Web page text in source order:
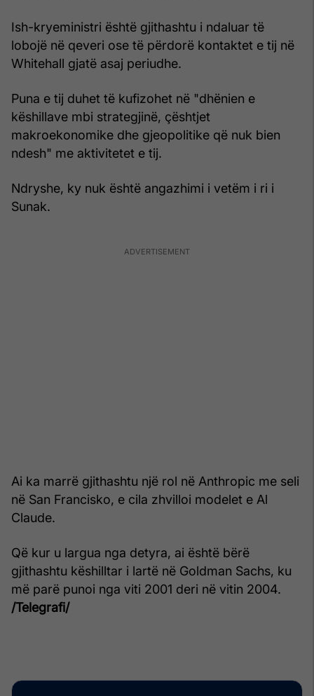
Ish-kryeministri është gjithashtu i ndaluar të
lobojë në qeveri ose të përdorë kontaktet e tij në
Whitehall gjatë asaj periudhe.
Puna e tij duhet të kufizohet në "dhënien e
këshillave mbi strategjinë, çështjet
makroekonomike dhe gjeopolitike që nuk bien
ndesh" me aktivitetet e tij.
Ndryshe, ky nuk është angazhimi i vetëm i ri i
Sunak.
Ai ka marrë gjithashtu një rol në Anthropic me seli
në San Francisko, e cila zhvilloi modelet e Al
Claude.
Që kur u largua nga detyra, ai është bërë
gjithashtu këshilltar i lartë në Goldman Sachs, ku
më parë punoi nga viti 2001 deri në vitin 2004.
/Telegrafi/